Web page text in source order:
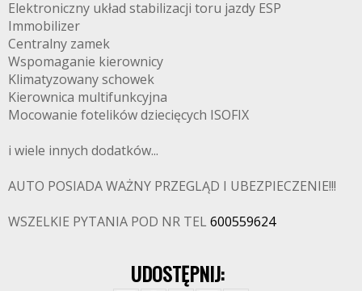
Elektroniczny układ stabilizacji toru jazdy ESP
Immobilizer
Centralny zamek
Wspomaganie kierownicy
Klimatyzowany schowek
Kierownica multifunkcyjna
Mocowanie fotelików dziecięcych ISOFIX
i wiele innych dodatków...
AUTO POSIADA WAŻNY PRZEGLĄD I UBEZPIECZENIE!!!
WSZELKIE PYTANIA POD NR TEL 600559624
UDOSTĘPNIJ: